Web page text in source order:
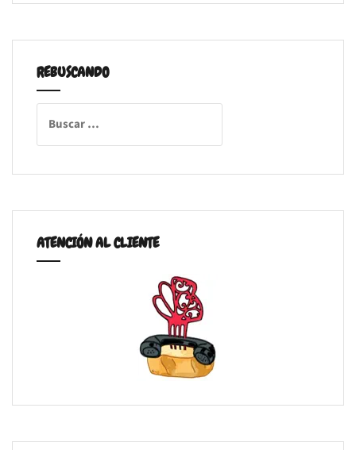
REBUSCANDO
ATENCIÓN AL CLIENTE